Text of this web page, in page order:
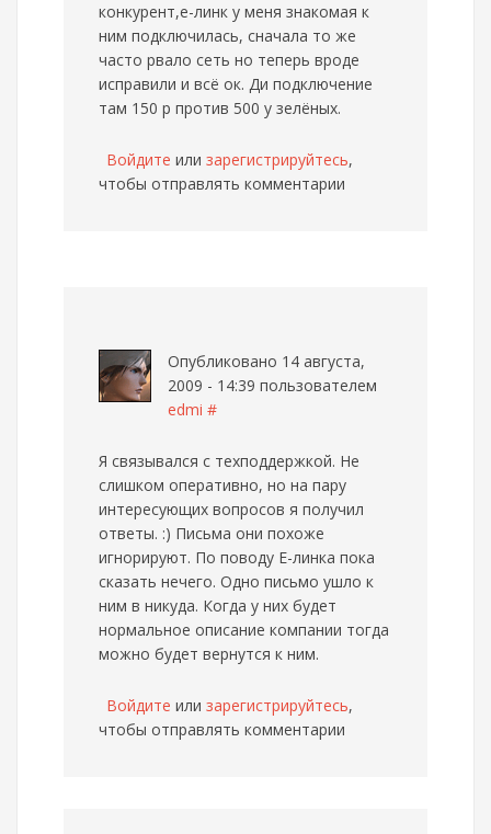
конкурент,е-линк у меня знакомая к
ним подключилась, сначала то же
часто рвало сеть но теперь вроде
исправили и всё ок. Ди подключение
там 150 р против 500 у зелёных.
Войдите или зарегистрируйтесь,
чтобы отправлять комментарии
Опубликовано 14 августа,
2009 - 14:39 пользователем
edmi #
Я связывался с техподдержкой. Не
слишком оперативно, но на пару
интересующих вопросов я получил
ответы. :) Письма они похоже
игнорируют. По поводу Е-линка пока
сказать нечего. Одно письмо ушло к
ним в никуда. Когда у них будет
нормальное описание компании тогда
можно будет вернутся к ним.
Войдите или зарегистрируйтесь,
чтобы отправлять комментарии